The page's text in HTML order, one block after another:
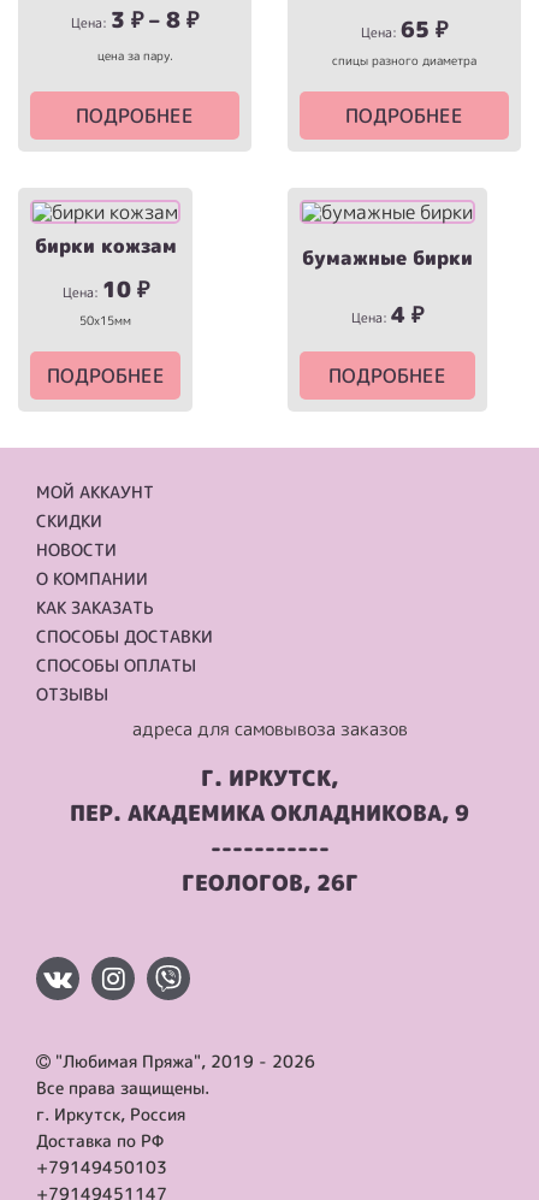
Цена: 3 ₽– 8 ₽
цена за пару.
ПОДРОБНЕЕ
Цена:
составляла
90 ₽.
65 ₽
65 ₽.
спицы разного диаметра
ПОДРОБНЕЕ
бирки кожзам
Цена: 10 ₽
50х15мм
ПОДРОБНЕЕ
бумажные бирки
Цена: 4 ₽
ПОДРОБНЕЕ
МОЙ АККАУНТ
СКИДКИ
НОВОСТИ
О КОМПАНИИ
КАК ЗАКАЗАТЬ
СПОСОБЫ ДОСТАВКИ
СПОСОБЫ ОПЛАТЫ
ОТЗЫВЫ
адреса для самовывоза заказов
Г. ИРКУТСК,
ПЕР. АКАДЕМИКА ОКЛАДНИКОВА, 9
-----------
ГЕОЛОГОВ, 26Г
"Любимая Пряжа", 2019 - 2026
Все права защищены.
г. Иркутск, Россия
Доставка по РФ
+79149450103
+79149451147